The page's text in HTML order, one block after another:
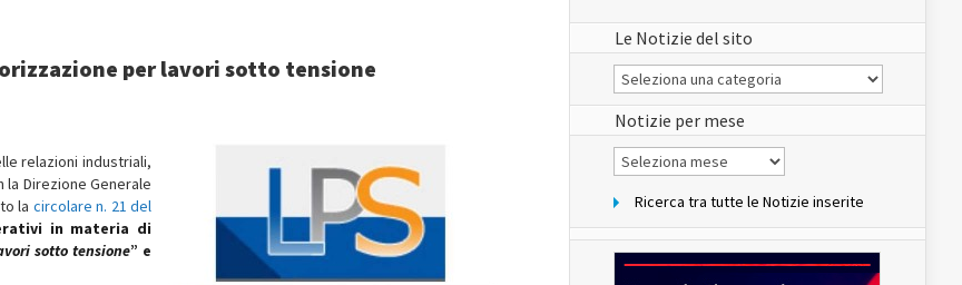
per lavori sotto tensione
relazioni industriali,
Direzione Generale
la circolare n. 21 del
in materia di
sotto tensione” e
Le Notizie del sito
Le
Notizie
del
sito
Notizie per mese
Notizie
per
Ricerca tra tutte le Notizie inserite